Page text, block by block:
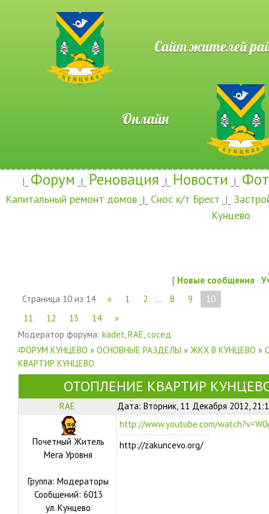
Сайт жителей
Онлайн
|_ Форум _|_ Реновация _|_ Новости _|_
Капитальный ремонт домов _|_ Снос к/т Брест _|_
Кунцево
[ Новые сообщения ·
Страница 10 из 14 « 1 2 … 8 9
10
11
12 13 14
»
Модератор форума: kadet,RAE,сосед
ФОРУМ КУНЦЕВО » ОСНОВНЫЕ РАЗДЕЛЫ » ЖКХ В КУНЦЕВО »
КВАРТИР КУНЦЕВО
ОТОПЛЕНИЕ КВАРТИР
RAE Дата: Вторник, 11 Декабря 2012,
Почетный Житель
Мега Уровня
Группа: Модераторы
Сообщений: 6013
ул. Кунцево
http://www.youtube.com/
http://zakuncevo.org/